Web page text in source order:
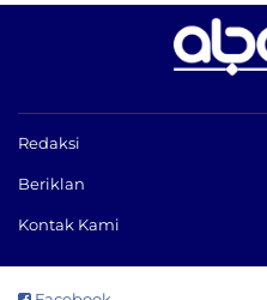
Redaksi
Beriklan
Kontak Kami